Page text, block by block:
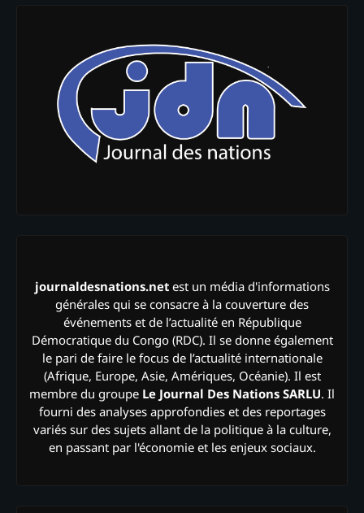
journaldesnations.netest un média d'informations
générales qui se consacre à la couverture des
événements et de l’actualité en République
Démocratique du Congo (RDC). Il se donne également
le pari de faire le focus de l’actualité internationale
(Afrique, Europe, Asie, Amériques, Océanie). Il est
membre du groupe Le Journal Des Nations SARLU. Il
fourni des analyses approfondies et des reportages
variés sur des sujets allant de la politique à la culture,
en passant par l'économie et les enjeux sociaux.